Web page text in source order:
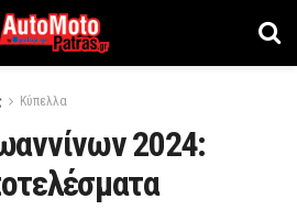
Κύπελλα
2024: